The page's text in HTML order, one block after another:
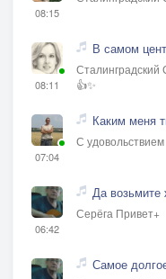
08:15
08:11
В самом
👍✨
07:04
Каким меня
С
06:42
Да возьмите
Серёга Привет+
Самое